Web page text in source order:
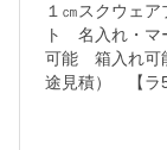
１㎝スクウェア
ト 名入れ・マ
可能 箱入れ可
途見積） 【ラ